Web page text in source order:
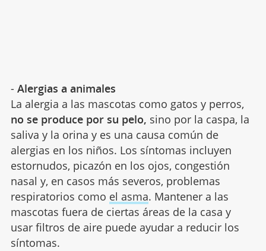
- Alergias a animales
La alergia a las mascotas como gatos y perros,
no se produce por su pelo, sino por la caspa, la
saliva y la orina y es una causa común de
alergias en los niños. Los síntomas incluyen
estornudos, picazón en los ojos, congestión
nasal y, en casos más severos, problemas
respiratorios como el asma. Mantener a las
mascotas fuera de ciertas áreas de la casa y
usar filtros de aire puede ayudar a reducir los
síntomas.